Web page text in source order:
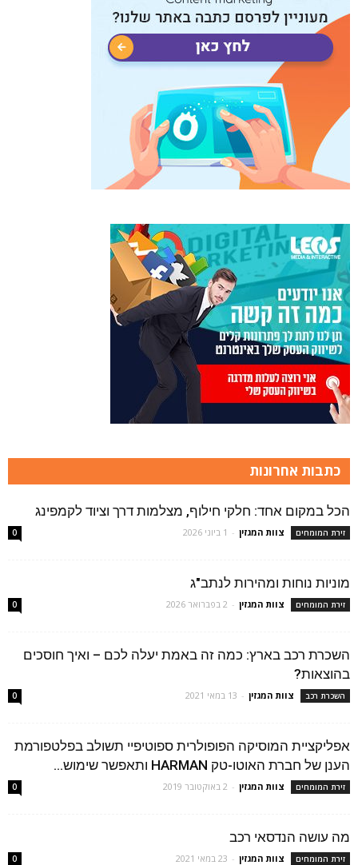
כתבות אחרונות
הכל במקום אחד: חלקי חילוף, מצלמות דרך וציוד לקמפינג
זירת המומחים צוות המגזין - 1 ביוני 2026 0
מוניות נוחות ומהירות לנתב"ג
זירת המומחים צוות המגזין - 2 בפברואר 2026 0
השכרת רכב בארץ: כמה זה באמת יעלה לכם – ואיך חוסכים
בהוצאות?
השכרת רכב צוות המגזין - 13 במאי 2021 0
אפליקציית המוסיקה הפופולרית ספוטיפיי תשולב בפלטפורמת
הענן של חברת האוטו-טק HARMAN ותאפשר שימוש...
זירת המומחים צוות המגזין - 2 באוקטובר 2019 0
מה עושה הנדסאי רכב
זירת המומחים צוות המגזין - 23 במאי 2021 0